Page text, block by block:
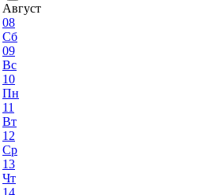
Август
08
Сб
09
Вс
10
Пн
11
Вт
12
Ср
13
Чт
14